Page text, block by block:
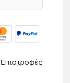
Επιστροφές